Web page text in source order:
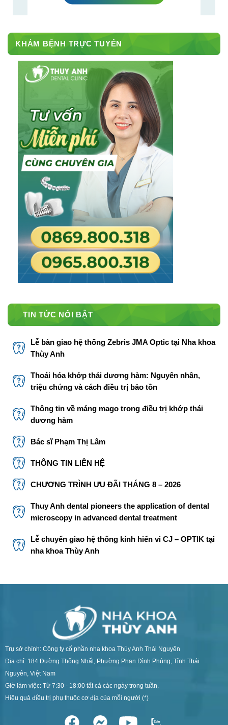
KHÁM BỆNH TRỰC TUYẾN
TIN TỨC NỔI BẬT
Lễ bàn giao hệ thống Zebris JMA Optic tại Nha khoa
Thùy Anh
Thoái hóa khớp thái dương hàm: Nguyên nhân,
triệu chứng và cách điều trị bảo tồn
Thông tin về máng mago trong điều trị khớp thái
dương hàm
Bác sĩ Phạm Thị Lâm
THÔNG TIN LIÊN HỆ
CHƯƠNG TRÌNH ƯU ĐÃI THÁNG 8 – 2026
Thuy Anh dental pioneers the application of dental
microscopy in advanced dental treatment
Lễ chuyển giao hệ thống kính hiển vi CJ – OPTIK tại
nha khoa Thùy Anh
Trụ sở chính: Công ty cổ phần nha khoa Thùy Anh Thái Nguyên
Địa chỉ: 184 Đường Thống Nhất, Phường Phan Đình Phùng, Tỉnh Thái
Nguyên, Việt Nam
Giờ làm việc: Từ 7:30 - 18:00 tất cả các ngày trong tuần.
Hiệu quả điều trị phụ thuộc cơ địa của mỗi người (*)